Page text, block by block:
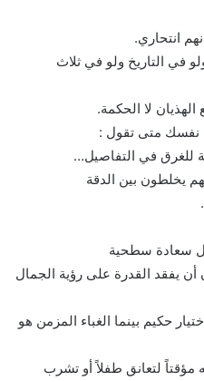
انتحاري.
في التاريخ ولو في ثلاث
لا الحكمة.
نفسك متى تقول :
للغرق في التفاصيل…
يخلطون بين الدقة
سعادة سطحية
يفقد القدرة على رؤية الجمال
حكيم بينما الغباء المزمن هو
مؤقتاً لتعانق طفلاً أو تشرب